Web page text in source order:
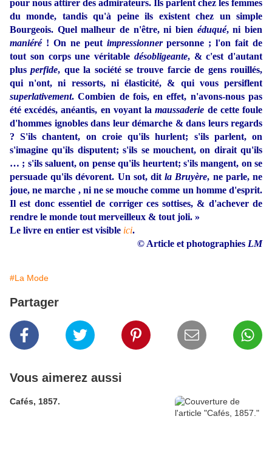
pour nous attirer des admirateurs. Ils parlent chez les femmes
du monde, tandis qu'à peine ils existent chez un simple
Bourgeois. Quel malheur de n'être, ni bien éduqué, ni bien
maniéré! On ne peut impressionnerpersonne ; l'on fait de
tout son corps une véritable désobligeante, & c'est d'autant
plusperfide, que la société se trouve farcie de gens rouillés,
qui n'ont, ni ressorts, ni élasticité, & qui vous persiflent
superlativement. Combien de fois, en effet, n'avons-nous pas
été excédés, anéantis, en voyant lamaussaderie de cette foule
d'hommes ignobles dans leur démarche & dans leurs regards
? S'ils chantent, on croie qu'ils hurlent; s'ils parlent, on
s'imagine qu'ils disputent; s'ils se mouchent, on dirait qu'ils
… ; s'ils saluent, on pense qu'ils heurtent; s'ils mangent, on se
persuade qu'ils dévorent. Un sot, ditla Bruyère, ne parle, ne
joue, ne marche , ni ne se mouche comme un homme d'esprit.
Il est donc essentiel de corriger ces sottises, & d'achever de
rendre le monde tout merveilleux & tout joli. »
Le livre en entier est visible ici.
© Article et photographies LM
#La Mode
Partager
Vous aimerez aussi
Cafés, 1857.